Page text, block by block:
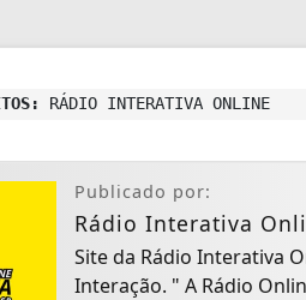
RÁDIO INTERATIVA ONLINE
Publicado por:
Rádio Interativa
Site da Rádio Interativa
Interação. " A